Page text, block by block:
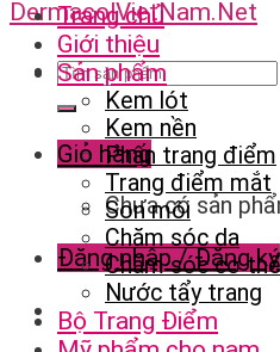
Giỏ hàng
Chưa có sản
Đăng nhập / Đăng ký
Trang chủ
Giới thiệu
Sản phẩm
Kem lót
Kem nền
Phấn trang điểm
Trang điểm mắt
Son môi
Chăm sóc da
Chăm sóc cơ thể
Nước tẩy trang
Bộ Trang Điểm